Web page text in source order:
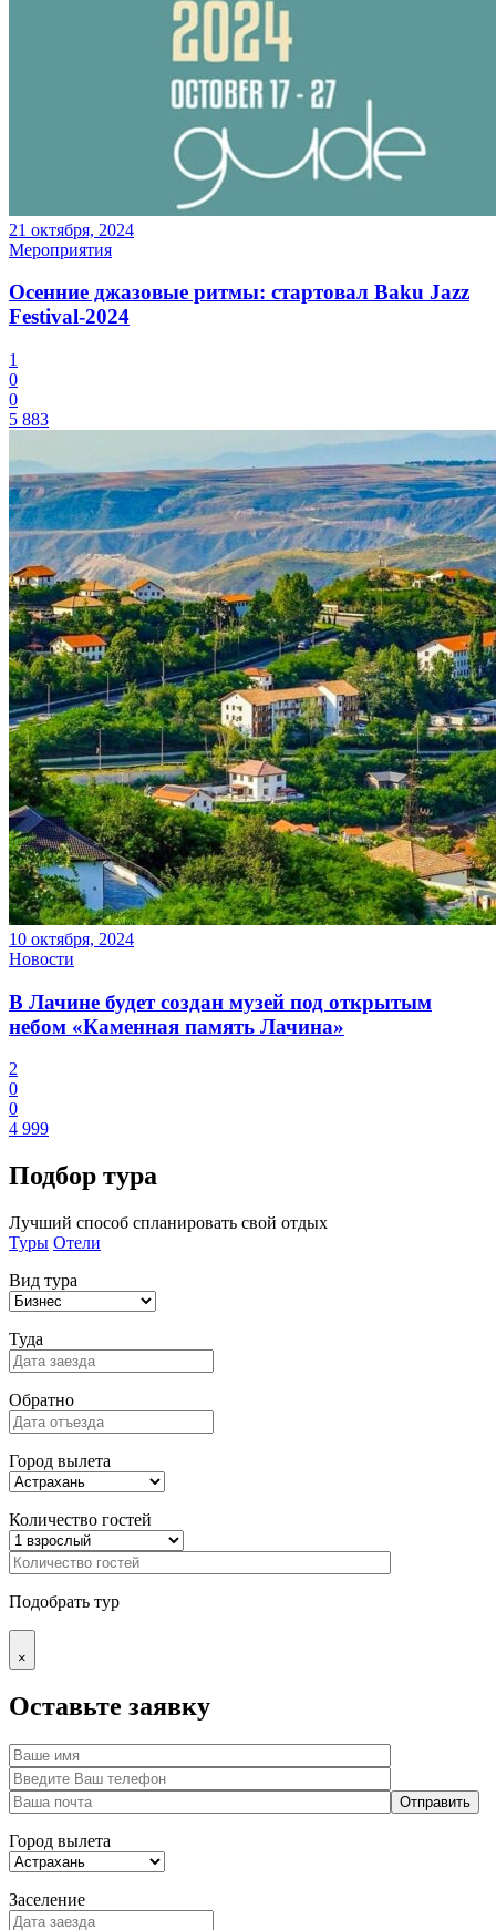
21 октября, 2024
Мероприятия
Осенние джазовые ритмы: стартовал Baku Jazz
Festival-2024
1
0
0
5 883
10 октября, 2024
Новости
В Лачине будет создан музей под открытым
небом «Каменная память Лачина»
2
0
0
4 999
Подбор тура
Лучший способ спланировать свой отдых
Туры Отели
Вид тура
Туда
Обратно
Город вылета
Количество гостей
Подобрать тур
×
Оставьте заявку
Город вылета
Заселение